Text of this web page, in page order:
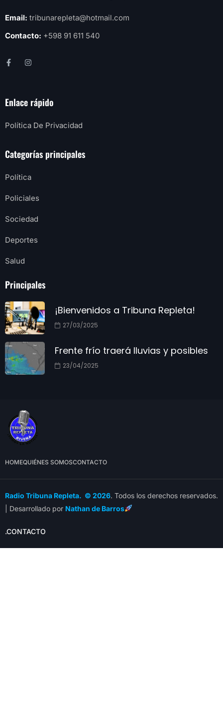
Email: tribunarepleta@hotmail.com
Contacto: +598 91 611 540
Enlace rápido
Política De Privacidad
Categorías principales
Política
Policiales
Sociedad
Deportes
Salud
Principales
¡Bienvenidos a Tribuna Repleta!
27/03/2025
Frente frío traerá lluvias y posibles
23/04/2025
HOMEQUIÉNES SOMOSCONTACTO
Radio Tribuna Repleta. © 2026. Todos los derechos reservados.
| Desarrollado por Nathan de Barros
.CONTACTO